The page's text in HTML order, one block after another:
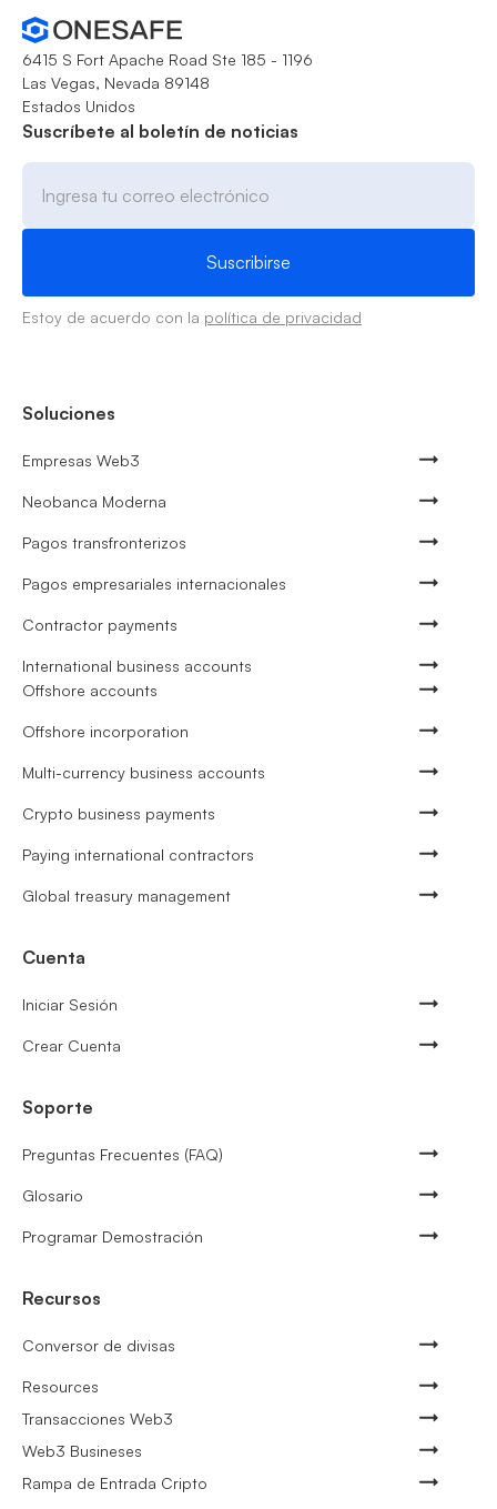
6415 S Fort Apache Road Ste 185 - 1196
Las Vegas, Nevada 89148
Estados Unidos
Suscríbete al boletín de noticias
Estoy de acuerdo con la política de privacidad
Soluciones
Empresas Web3
Neobanca Moderna
Pagos transfronterizos
Pagos empresariales internacionales
Contractor payments
International business accounts
Offshore accounts
Offshore incorporation
Multi-currency business accounts
Crypto business payments
Paying international contractors
Global treasury management
Cuenta
Iniciar Sesión
Crear Cuenta
Soporte
Preguntas Frecuentes (FAQ)
Glosario
Programar Demostración
Recursos
Conversor de divisas
Resources
Transacciones Web3
Web3 Busineses
Rampa de Entrada Cripto